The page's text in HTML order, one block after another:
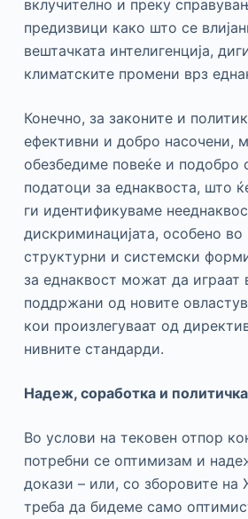
вклучително и преку
предизвици како што се
вештачката интелигенција,
климатските промени врз
Конечно, за законите и
ефективни и добро насочени,
обезбедиме повеќе и подобро
податоци за еднаквоста, што
ги идентификуваме
дискриминацијата, особено во
структурни и системски
за еднаквост можат да играат
поддржани од новите
кои произлегуваат од
нивните стандарди.
Надеж, соработка и политичка
Во услови на тековен отпор
потребни се оптимизам и
докази – или, со зборовите
треба да бидеме само